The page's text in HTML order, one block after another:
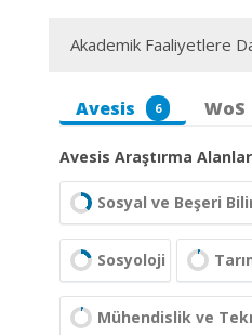
Akademik Faaliyetlere
Avesis 6 WoS
Avesis Araştırma
Sosyal ve Beşeri
Sosyoloji
Mühendislik ve